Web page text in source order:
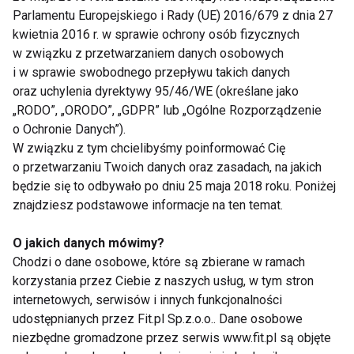
Wyciągniemy wnioski i będziemy pracować dalej!
Gdzie trenowałaś - w Polsce czy na wyjeździe?
Całe przygotowania spędziliśmy poza granicami
Polski i muszę przyznać, że nie były one łatwe.
Główną jego część - około 8 tygodni byliśmy w
Portugalii, w Monte Gordo (tak jak zawsze można już
powiedzieć). W ramach drugiej części przygotowań
prawie 4 tygodnie spędziliśmy w górach – w
Narodowym Parku Sierra Nevada. Mieszkaliśmy w
małej miejscowości Jerez del Marquesado na
wysokości około 1300m. Pierwszy raz byłam w tak
wysokich górach (dotychczas kilka razy w
Szklarskiej Porębie i raz w Kislovocku na wys.800m)
Warunki do trenowania były dobre jak na Europę
Parlamentu Europejskiego i Rady (UE) 2016/679 z dnia 27
kwietnia 2016 r. w sprawie ochrony osób fizycznych
w związku z przetwarzaniem danych osobowych
i w sprawie swobodnego przepływu takich danych
oraz uchylenia dyrektywy 95/46/WE (określane jako
„RODO”, „ORODO”, „GDPR” lub „Ogólne Rozporządzenie
o Ochronie Danych”).
W związku z tym chcielibyśmy poinformować Cię
o przetwarzaniu Twoich danych oraz zasadach, na jakich
będzie się to odbywało po dniu 25 maja 2018 roku. Poniżej
znajdziesz podstawowe informacje na ten temat.
O jakich danych mówimy?
Chodzi o dane osobowe, które są zbierane w ramach
korzystania przez Ciebie z naszych usług, w tym stron
internetowych, serwisów i innych funkcjonalności
udostępnianych przez Fit.pl Sp.z.o.o.. Dane osobowe
niezbędne gromadzone przez serwis www.fit.pl są objęte